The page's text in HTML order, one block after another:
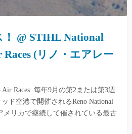
@ STIHL National
(リノ・エアレー
Air Races: 毎年9月の第2または第3週
ド空港で開催されるReno National
メリカで継続して催されている最古